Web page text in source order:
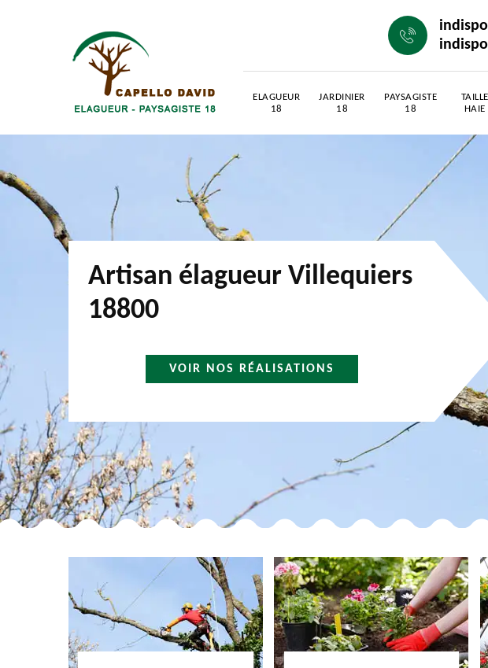
ELAGUEUR
18
JARDINIER
18
PAYSAGISTE
18
HAIE
Artisan élagueur Villequiers
18800
VOIR NOS RÉALISATIONS